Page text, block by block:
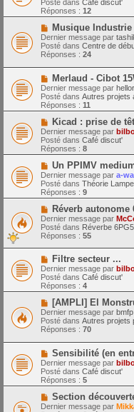
s
s
a
g
e
v
e
a
u
m
e
s
s
a
g
e
Posté dans Café discut'
Réponses : 12
N
o
u
v
e
a
u
m
e
s
s
a
g
e
Musique
Dernier message par
Posté dans Centre de
Réponses : 24
N
o
u
v
e
a
u
m
e
s
s
a
g
e
Merlaud - Cibot
Dernier message par
Posté dans Autres projets
Réponses : 11
N
o
u
v
e
a
m
e
s
s
a
g
e
Kicad : prise de
Dernier message par
Posté dans Café discut'
Réponses : 8
N
o
u
v
e
a
u
m
e
s
s
a
g
e
Un PPIMV
Dernier message par a-
Posté dans Théorie
Réponses : 9
N
o
u
v
e
a
m
e
s
s
a
g
e
Réverb
Dernier message par
Posté dans Réverbe 6PG5
Réponses : 55
N
o
u
v
e
a
u
m
e
s
s
a
g
e
Filtre secteur ...
Dernier message par
Posté dans Café discut'
Réponses : 4
N
o
u
v
e
a
u
m
e
s
s
a
g
[AMPLI] El
Dernier message par bmfp
Posté dans Autres projets
Réponses : 70
N
o
u
v
e
a
u
Sensibilité (en
Dernier message par
Posté dans Café discut'
Réponses : 5
N
o
Section
Dernier message par